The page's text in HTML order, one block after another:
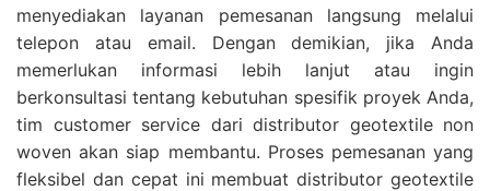
menyediakan layanan pemesanan langsung melalui
telepon atau email. Dengan demikian, jika Anda
memerlukan informasi lebih lanjut atau ingin
berkonsultasi tentang kebutuhan spesifik proyek Anda,
tim customer service dari distributor geotextile non
woven akan siap membantu. Proses pemesanan yang
fleksibel dan cepat ini membuat distributor geotextile